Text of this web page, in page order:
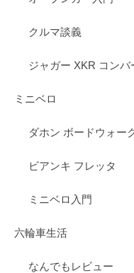
クルマ談義
ジャガー XKR コンバ
ミニベロ
ダホン ボードウォー
ビアンキ フレッタ
ミニベロ入門
六輪車生活
なんでもレビュー